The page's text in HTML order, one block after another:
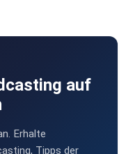
auf
Erhalte
Tipps der